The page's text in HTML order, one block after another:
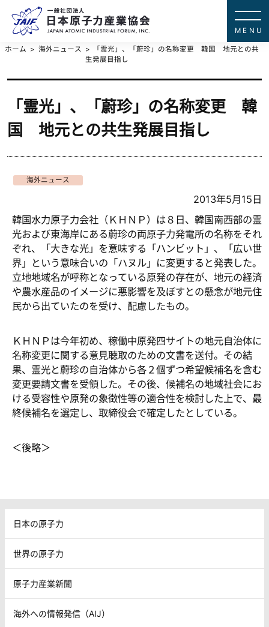
ホーム 海外ニュース
「霊光」、「蔚珍」の名称変更 韓国 地元との共
生発展目指し
「霊光」、「蔚珍」の名称変更 韓
国 地元との共生発展目指し
海外ニュース
2013年5月15日
韓国水力原子力会社（ＫＨＮＰ）は８日、韓国南西部の霊
光および東海岸にある蔚珍の両原子力発電所の名称をそれ
ぞれ、「大きな光」を意味する「ハンビット」、「広い世
界」という意味合いの「ハヌル」に変更すると発表した。
立地地域名が呼称となっている原発の存在が、地元の経済
や農水産品のイメージに悪影響を及ぼすとの懸念が地元住
民から出ていたのを受け、配慮したもの。
ＫＨＮＰは今年初め、稼働中原発四サイトの地元自治体に
名称変更に関する意見聴取のための文書を送付。その結
果、霊光と蔚珍の自治体から各２個ずつ希望候補名を含む
変更要請文書を受領した。その後、候補名の地域社会にお
ける受容性や原発の象徴性等の適合性を検討した上で、最
終候補名を選定し、取締役会で確定したとしている。
＜後略＞
日本の原子力
世界の原子力
原子力産業新聞
海外への情報発信（AIJ）